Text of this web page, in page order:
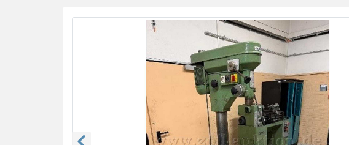
Auktionsdetails
Auktionsüberblick